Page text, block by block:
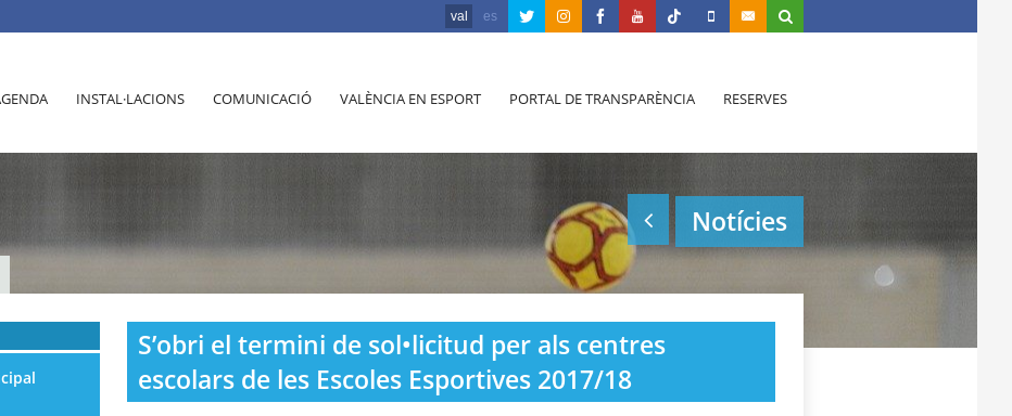
val es
INSTAL·LACIONS COMUNICACIÓ VALÈNCIA EN ESPORT PORTAL DE TRANSPARÈNCIA RESERVES
Notícies
S’obri el termini de sol•licitud per als centres
escolars de les Escoles Esportives 2017/18